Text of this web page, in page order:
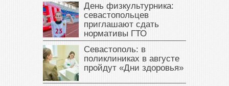
День физкультурника:
севастопольцев
приглашают сдать
нормативы ГТО
Севастополь: в
поликлиниках в августе
пройдут «Дни здоровья»